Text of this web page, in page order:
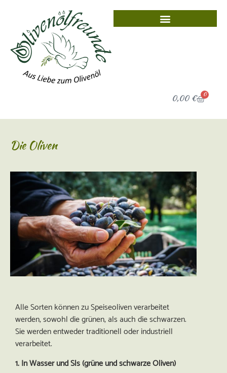
0,00 € 0
Die Oliven
Alle Sorten können zu Speiseoliven verarbeitet
werden, sowohl die grünen, als auch die schwarzen.
Sie werden entweder traditionell oder industriell
verarbeitet.
1. In Wasser und Sls (grüne und schwarze Oliven)